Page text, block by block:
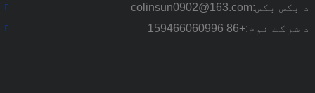
د بکس بکس:colinsun0902@163.com
د شرکت نوم:+86 159466060996